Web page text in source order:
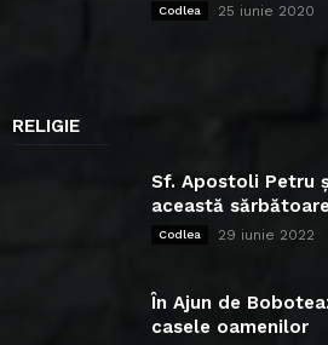
Codlea 25 iunie 2020
RELIGIE
Sf. Apostoli Petru
această
Codlea 29 iunie 2022
În Ajun de
casele oamenilor